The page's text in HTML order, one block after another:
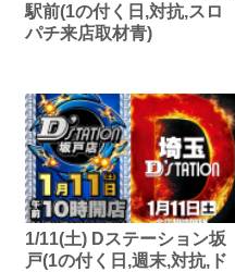
駅前(1の付く日,対抗,スロ
パチ来店取材青)
1/11(土) Dステーション坂
戸(1の付く日,週末,対抗,ド